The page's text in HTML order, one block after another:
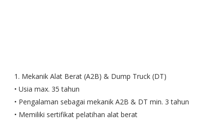
1. Mekanik Alat Berat (A2B) & Dump Truck (DT)
• Usia max. 35 tahun
• Pengalaman sebagai mekanik A2B & DT min. 3 tahun
• Memiliki sertifikat pelatihan alat berat